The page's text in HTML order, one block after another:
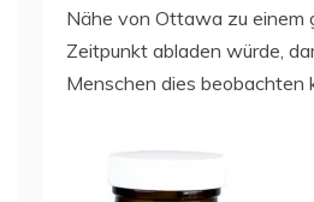
Nähe von Ottawa zu einem
Zeitpunkt abladen würde,
Menschen dies beobachten